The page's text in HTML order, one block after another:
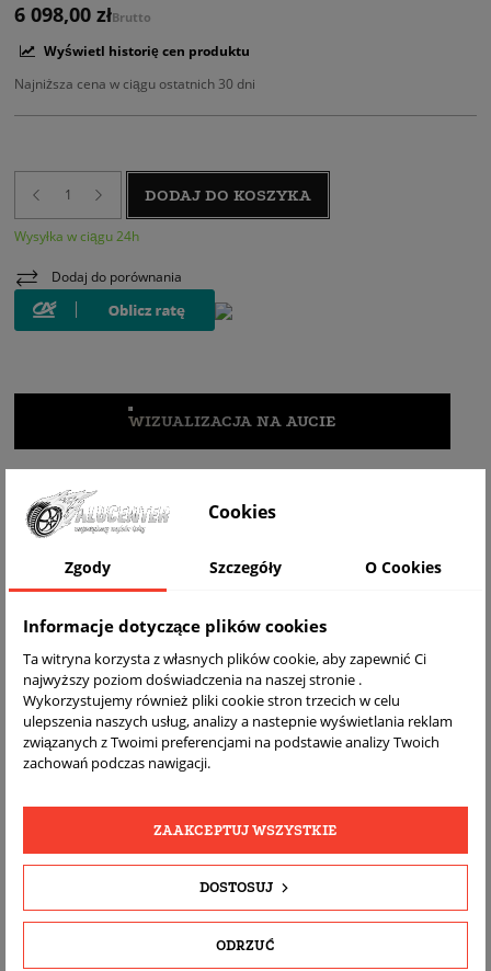
6 098,00 złBrutto
Wyświetl historię cen produktu
Najniższa cena w ciągu ostatnich 30 dni
DODAJ DO KOSZYKA
Wysyłka w ciągu 24h
Dodaj do porównania
WIZUALIZACJA NA AUCIE
DARMOWA
WYSYŁKA
BEZPŁATNY
ZWROT
ZDJĘCIA
PRODUKTU
OPIS
DOPASOWANIE
BEZPIECZEŃSTWO PRODUKTU
Cookies
Zgody Szczegóły O Cookies
Informacje dotyczące plików cookies
Ta witryna korzysta z własnych plików cookie, aby zapewnić Ci
najwyższy poziom doświadczenia na naszej stronie .
Wykorzystujemy również pliki cookie stron trzecich w celu
ulepszenia naszych usług, analizy a nastepnie wyświetlania reklam
związanych z Twoimi preferencjami na podstawie analizy Twoich
zachowań podczas nawigacji.
ODRZUĆ
DOSTOSUJ
ZAAKCEPTUJ WSZYSTKIE